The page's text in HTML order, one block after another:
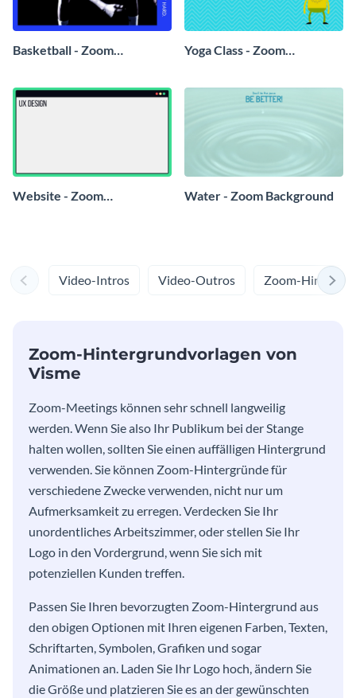
Basketball - Zoom
Yoga Class - Zoom
Website - Zoom
Water - Zoom Background
Video-Intros Video-Outros Zoom-
Zoom-Hintergrundvorlagen von
Visme
Zoom-Meetings können sehr schnell langweilig
werden. Wenn Sie also Ihr Publikum bei der Stange
halten wollen, sollten Sie einen auffälligen Hintergrund
verwenden. Sie können Zoom-Hintergründe für
verschiedene Zwecke verwenden, nicht nur um
Aufmerksamkeit zu erregen. Verdecken Sie Ihr
unordentliches Arbeitszimmer, oder stellen Sie Ihr
Logo in den Vordergrund, wenn Sie sich mit
potenziellen Kunden treffen.
Passen Sie Ihren bevorzugten Zoom-Hintergrund aus
den obigen Optionen mit Ihren eigenen Farben, Texten,
Schriftarten, Symbolen, Grafiken und sogar
Animationen an. Laden Sie Ihr Logo hoch, ändern Sie
die Größe und platzieren Sie es an der gewünschten